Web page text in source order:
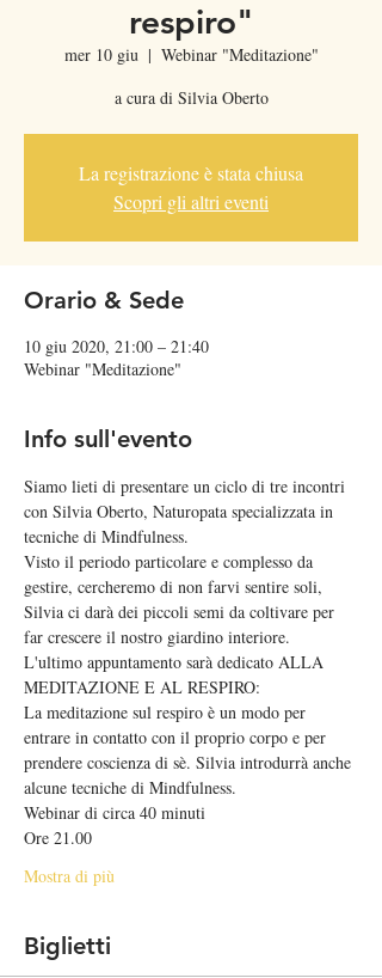
respiro"
mer 10 giu
  |
Webinar "Meditazione"
a cura di Silvia Oberto
La registrazione è stata chiusa
Scopri gli altri eventi
Orario & Sede
10 giu 2020, 21:00 – 21:40
Webinar "Meditazione"
Info sull'evento
Siamo lieti di presentare un ciclo di tre incontri
con Silvia Oberto, Naturopata specializzata in
tecniche di Mindfulness.
Visto il periodo particolare e complesso da
gestire, cercheremo di non farvi sentire soli,
Silvia ci darà dei piccoli semi da coltivare per
far crescere il nostro giardino interiore.
L'ultimo appuntamento sarà dedicato ALLA
MEDITAZIONE E AL RESPIRO:
La meditazione sul respiro è un modo per
entrare in contatto con il proprio corpo e per
prendere coscienza di sè. Silvia introdurrà anche
alcune tecniche di Mindfulness.
Webinar di circa 40 minuti
Ore 21.00
Mostra di più
Biglietti